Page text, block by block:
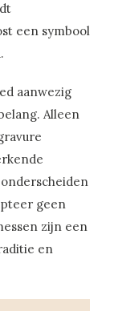
een symbool
aanwezig
Alleen
geen
zijn een
en